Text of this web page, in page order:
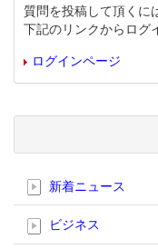
質問を投稿して頂くに
下記のリンクからログ
ログインページ
新着ニュース
ビジネス